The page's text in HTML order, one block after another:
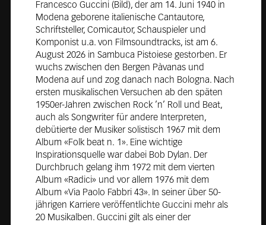
Francesco Guccini (Bild), der am 14. Juni 1940 in
Modena geborene italienische Cantautore,
Schriftsteller, Comicautor, Schauspieler und
Komponist u.a. von Filmsoundtracks, ist am 6.
August 2026 in Sambuca Pistoiese gestorben. Er
wuchs zwischen den Bergen Pàvanas und
Modena auf und zog danach nach Bologna. Nach
ersten musikalischen Versuchen ab den späten
1950er-Jahren zwischen Rock ’n’ Roll und Beat,
auch als Songwriter für andere Interpreten,
debütierte der Musiker solistisch 1967 mit dem
Album «Folk beat n. 1». Eine wichtige
Inspirationsquelle war dabei Bob Dylan. Der
Durchbruch gelang ihm 1972 mit dem vierten
Album «Radici» und vor allem 1976 mit dem
Album «Via Paolo Fabbri 43». In seiner über 50-
jährigen Karriere veröffentlichte Guccini mehr als
20 Musikalben. Guccini gilt als einer der